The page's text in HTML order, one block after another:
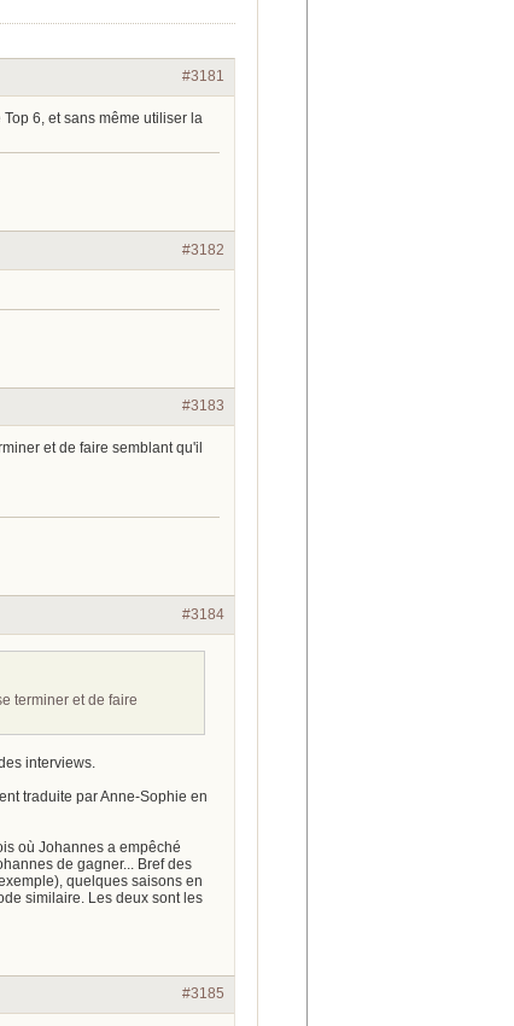
#3181
6, et sans même utiliser la
#3182
#3183
et de faire semblant qu'il
#3184
terminer et de faire
interviews.
traduite par Anne-Sophie en
où Johannes a empêché
de gagner... Bref des
quelques saisons en
similaire. Les deux sont les
#3185